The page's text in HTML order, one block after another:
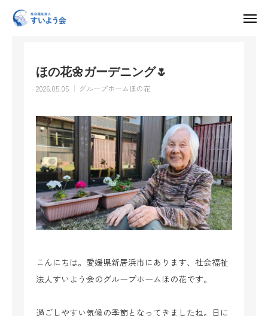
お知らせ
ほの花🌼ガーデニング🌷
2026.05.05 グループホームほの花
こんにちは。愛媛県新居浜市にあります、社会福祉
法人すいよう会のグループホームほの花です。
過ごしやすい気候の季節となってきましたね。日に
求人情報
すいよう会について
運営施設
採用情報
お知らせ
お問い合わせ